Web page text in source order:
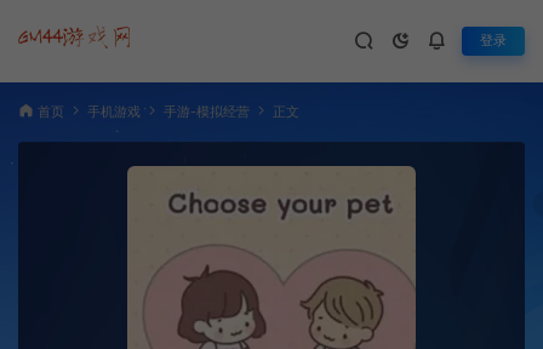
登录
首页 手机游戏 手游-模拟经营 正文